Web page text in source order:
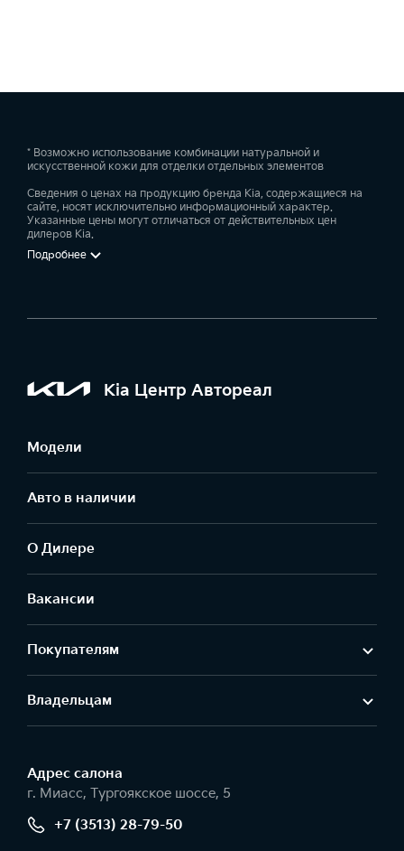
* Возможно использование комбинации натуральной и
искусственной кожи для отделки отдельных элементов
Сведения о ценах на продукцию бренда Kia, содержащиеся на
сайте, носят исключительно информационный характер.
Указанные цены могут отличаться от действительных цен
дилеров Kia.
Подробнее
Kia Центр Автореал
Модели
Авто в наличии
О Дилере
Вакансии
Покупателям
Владельцам
Адрес салонa
г. Миасс, Тургоякское шоссе, 5
+7 (3513) 28-79-50